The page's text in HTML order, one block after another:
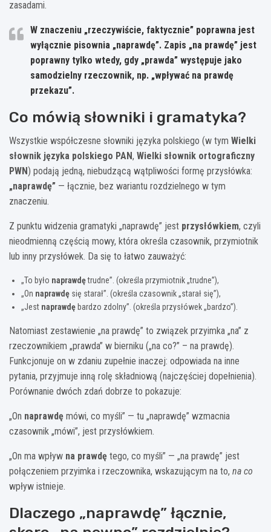
zasadami.
W znaczeniu „rzeczywiście, faktycznie” poprawna jest
wyłącznie pisownia „naprawdę”. Zapis „na prawdę” jest
poprawny tylko wtedy, gdy „prawda” występuje jako
samodzielny rzeczownik, np. „wpływać na prawdę
przekazu”.
Co mówią słowniki i gramatyka?
Wszystkie współczesne słowniki języka polskiego (w tym Wielki
słownik języka polskiego PAN, Wielki słownik ortograficzny
PWN ) podają jedną, niebudzącą wątpliwości formę przysłówka:
„naprawdę” — łącznie, bez wariantu rozdzielnego w tym
znaczeniu.
Z punktu widzenia gramatyki „naprawdę” jest przysłówkiem, czyli
nieodmienną częścią mowy, która określa czasownik, przymiotnik
lub inny przysłówek. Da się to łatwo zauważyć:
„To było naprawdętrudne”. (określa przymiotnik „trudne”),
„On naprawdę się starał”. (określa czasownik „starał się”),
„Jest naprawdę bardzo zdolny”. (określa przysłówek „bardzo”).
Natomiast zestawienie „na prawdę” to związek przyimka „na” z
rzeczownikiem „prawda” w bierniku („na co?” – na prawdę).
Funkcjonuje on w zdaniu zupełnie inaczej: odpowiada na inne
pytania, przyjmuje inną rolę składniową (najczęściej dopełnienia).
Porównanie dwóch zdań dobrze to pokazuje:
„On naprawdę mówi, co myśli” — tu „naprawdę” wzmacnia
czasownik „mówi”, jest przysłówkiem.
„On ma wpływ na prawdę tego, co myśli” — „na prawdę” jest
połączeniem przyimka i rzeczownika, wskazującym na to, na co
wpływ istnieje.
Dlaczego „naprawdę” łącznie,